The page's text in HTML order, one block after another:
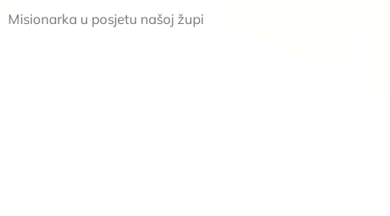
Misionarka u posjetu našoj župi